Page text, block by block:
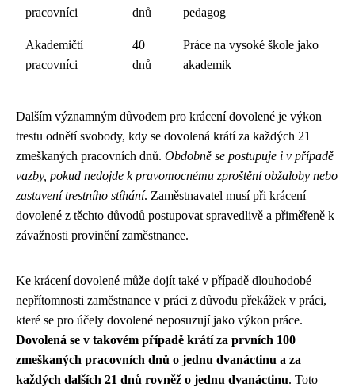
pracovníci
dnů
pedagog
Akademičtí
pracovníci
40
dnů
Práce na vysoké škole jako
akademik
Dalším významným důvodem pro krácení dovolené je výkon
trestu odnětí svobody, kdy se dovolená krátí za každých 21
zmeškaných pracovních dnů. Obdobně se postupuje i v případě
vazby, pokud nedojde k pravomocnému zproštění obžaloby nebo
zastavení trestního stíhání. Zaměstnavatel musí při krácení
dovolené z těchto důvodů postupovat spravedlivě a přiměřeně k
závažnosti provinění zaměstnance.
Ke krácení dovolené může dojít také v případě dlouhodobé
nepřítomnosti zaměstnance v práci z důvodu překážek v práci,
které se pro účely dovolené neposuzují jako výkon práce.
Dovolená se v takovém případě krátí za prvních 100
zmeškaných pracovních dnů o jednu dvanáctinu a za
každých dalších 21 dnů rovněž o jednu dvanáctinu. Toto